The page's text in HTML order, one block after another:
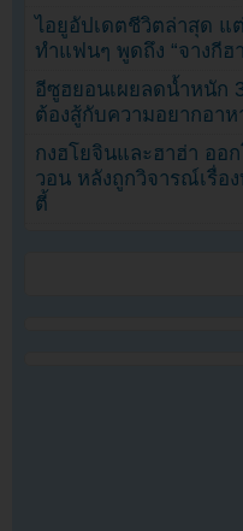
ไอยูอัปเดตชีวิตล่าสุด แ
ทำแฟนๆ พูดถึง “จางกีฮ
อีซูฮยอนเผยลดน้ำหนัก
ต้องสู้กับความอยากอาห
กงฮโยจินและฮาฮ่า ออ
วอน หลังถูกวิจารณ์เรื่อ
ตี้